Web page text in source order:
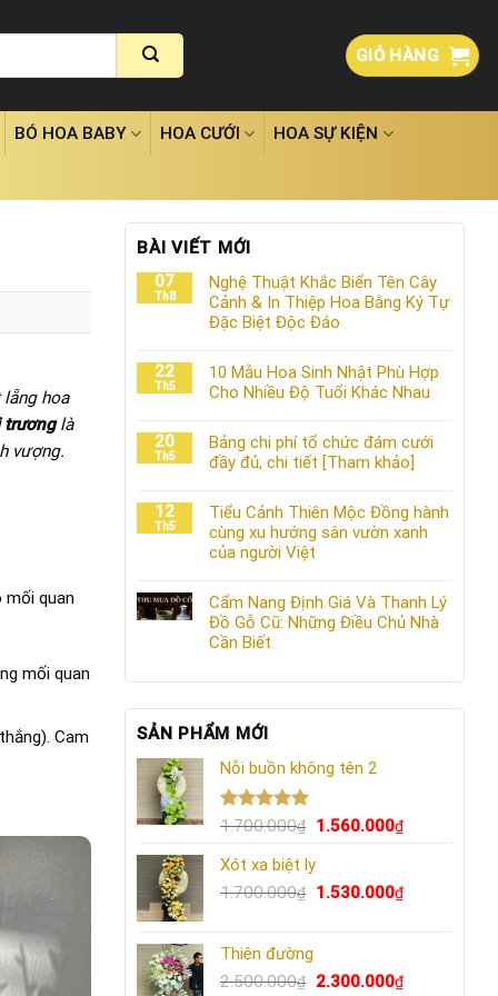
GIỎ HÀNG
BÓ HOA BABY HOA CƯỚI HOA SỰ KIỆN
hoa
trươnglà
vượng.
mối quan
mối quan
Cam
BÀI VIẾT MỚI
07
Th8
Nghệ Thuật Khắc Biển Tên Cây
Cảnh & In Thiệp Hoa Bằng Ký Tự
Đặc Biệt Độc Đáo
22
Th5
10 Mẫu Hoa Sinh Nhật Phù Hợp
Cho Nhiều Độ Tuổi Khác Nhau
20
Th5
Bảng chi phí tổ chức đám cưới
đầy đủ, chi tiết [Tham khảo]
12
Th5
Tiểu Cảnh Thiên Mộc Đồng hành
cùng xu hướng sân vườn xanh
của người Việt
Cẩm Nang Định Giá Và Thanh Lý
Đồ Gỗ Cũ: Những Điều Chủ Nhà
Cần Biết
SẢN PHẨM MỚI
Nỗi buồn không tên 2
Được xếp
5 sao
1.700.000₫
Giá
là:
1.700.000₫.
1.560.000₫Giá
là:
Xót xa biệt ly
1.700.000₫
Giá
1.530.000₫Giá
1.530.000₫.
Thiên đường
2.500.000₫
Giá
2.300.000₫Giá